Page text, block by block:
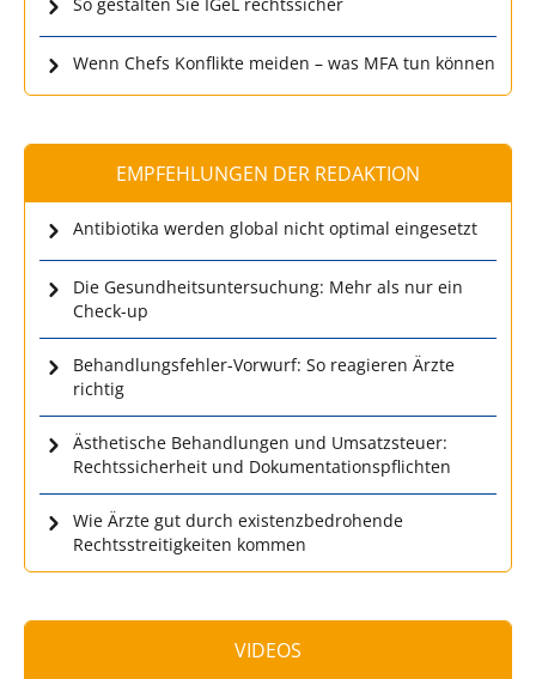
Wenn Chefs Konflikte meiden – was MFA tun können
EMPFEHLUNGEN DER REDAKTION
Antibiotika werden global nicht optimal eingesetzt
Die Gesundheitsuntersuchung: Mehr als nur ein
Check-up
Behandlungsfehler-Vorwurf: So reagieren Ärzte
richtig
Ästhetische Behandlungen und Umsatzsteuer:
Rechtssicherheit und Dokumentationspflichten
Wie Ärzte gut durch existenzbedrohende
Rechtsstreitigkeiten kommen
VIDEOS